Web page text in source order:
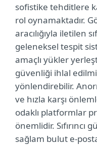
sofistike tehditlere
rol oynamaktadır.
aracılığıyla iletilen
geleneksel tespit
amaçlı yükler
güvenliği ihlal
yönlendirebilir.
ve hızla karşı
odaklı platformlar
önemlidir.
sağlam bulut e-